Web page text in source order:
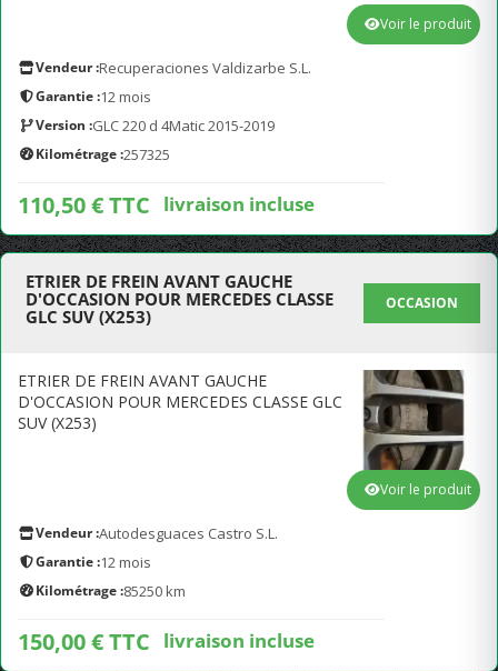
Vendeur :Recuperaciones Valdizarbe S.L.
Garantie :12 mois
Version :GLC 220 d 4Matic 2015-2019
Kilométrage :257325
110,50 € TTC livraison incluse
Voir le produit
ETRIER DE FREIN AVANT GAUCHE
D'OCCASION POUR MERCEDES CLASSE
GLC SUV (X253)
OCCASION
ETRIER DE FREIN AVANT GAUCHE
D'OCCASION POUR MERCEDES CLASSE GLC
SUV (X253)
Vendeur :Autodesguaces Castro S.L.
Garantie :12 mois
Kilométrage :85250 km
150,00 € TTC livraison incluse
Voir le produit